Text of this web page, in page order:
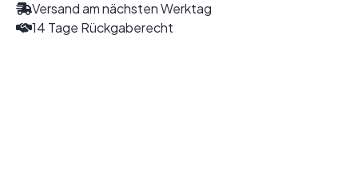
Versand am nächsten Werktag
14 Tage Rückgaberecht